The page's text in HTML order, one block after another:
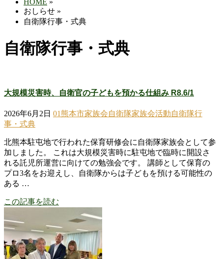
HOME »
おしらせ »
自衛隊行事・式典
自衛隊行事・式典
大規模災害時、自衛官の子どもを預かる仕組み R8.6/1
2026年6月2日 01熊本市家族会自衛隊家族会活動自衛隊行
事・式典
北熊本駐屯地で行われた保育研修会に自衛隊家族会として参
加しました。 これは大規模災害時に駐屯地で臨時に開設さ
れる託児所運営に向けての勉強会です。 講師として保育の
プロ3名をお迎えし、自衛隊からは子どもを預ける可能性の
ある …
この記事を読む